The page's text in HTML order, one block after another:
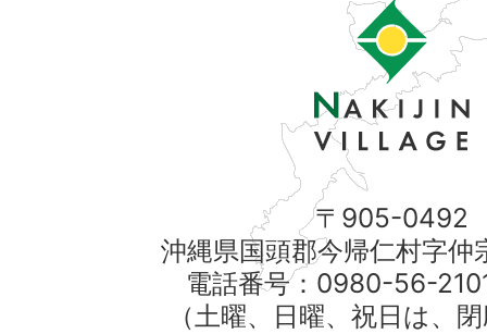
〒905-0492
沖縄県国頭郡今帰仁村字仲
電話番号：0980-56-
（土曜、日曜、祝日は、